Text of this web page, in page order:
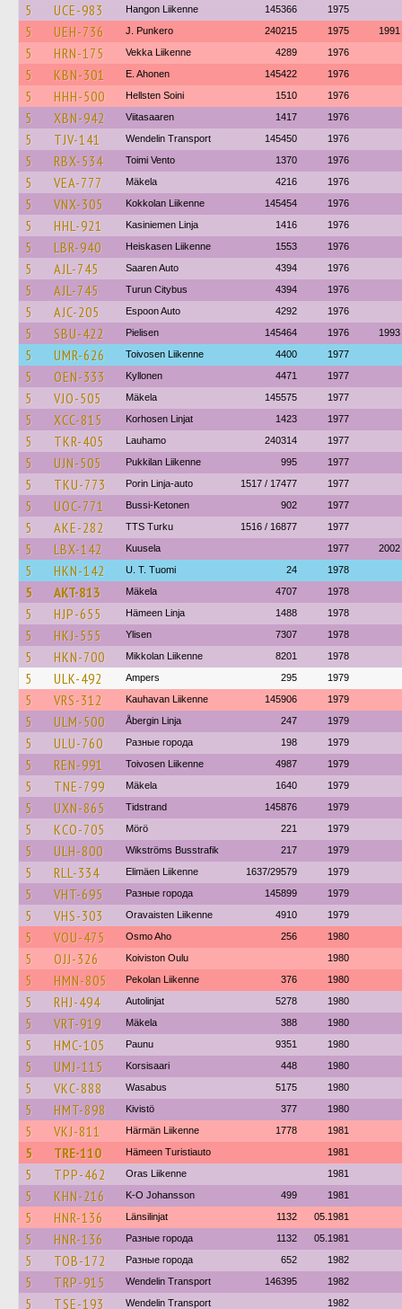
5 UCE-983 Hangon Liikenne 145366 1975
5 UEH-736 J. Punkero 240215 1975 1991
5 HRN-175 Vekka Liikenne 4289 1976
5 KBN-301 E. Ahonen 145422 1976
5 HHH-500 Hellsten Soini 1510 1976
5 XBN-942 Viitasaaren 1417 1976
5 TJV-141 Wendelin Transport 145450 1976
5 RBX-534 Toimi Vento 1370 1976
5 VEA-777 Mäkela 4216 1976
5 VNX-305 Kokkolan Liikenne 145454 1976
5 HHL-921 Kasiniemen Linja 1416 1976
5 LBR-940 Heiskasen Liikenne 1553 1976
5 AJL-745 Saaren Auto 4394 1976
5 AJL-745 Turun Citybus 4394 1976
5 AJC-205 Espoon Auto 4292 1976
5 SBU-422 Pielisen 145464 1976 1993
5 UMR-626 Toivosen Liikenne 4400 1977
5 OEN-333 Kyllonen 4471 1977
5 VJO-505 Mäkela 145575 1977
5 XCC-815 Korhosen Linjat 1423 1977
5 TKR-405 Lauhamo 240314 1977
5 UJN-505 Pukkilan Liikenne 995 1977
5 TKU-773 Porin Linja-auto 1517 / 17477 1977
5 UOC-771 Bussi-Ketonen 902 1977
5 AKE-282 TTS Turku 1516 / 16877 1977
5 LBX-142 Kuusela 1977 2002
5 HKN-142 U. T. Tuomi 24 1978
5 AKT-813 Mäkela 4707 1978
5 HJP-655 Hämeen Linja 1488 1978
5 HKJ-555 Ylisen 7307 1978
5 HKN-700 Mikkolan Liikenne 8201 1978
5 ULK-492 Ampers 295 1979
5 VRS-312 Kauhavan Liikenne 145906 1979
5 ULM-500 Åbergin Linja 247 1979
5 ULU-760 Разные города 198 1979
5 REN-991 Toivosen Liikenne 4987 1979
5 TNE-799 Mäkela 1640 1979
5 UXN-865 Tidstrand 145876 1979
5 KCO-705 Mörö 221 1979
5 ULH-800 Wikströms Busstrafik 217 1979
5 RLL-334 Elimäen Liikenne 1637/29579 1979
5 VHT-695 Разные города 145899 1979
5 VHS-303 Oravaisten Liikenne 4910 1979
5 VOU-475 Osmo Aho 256 1980
5 OJJ-326 Koiviston Oulu 1980
5 HMN-805 Pekolan Liikenne 376 1980
5 RHJ-494 Autolinjat 5278 1980
5 VRT-919 Mäkela 388 1980
5 HMC-105 Paunu 9351 1980
5 UMJ-115 Korsisaari 448 1980
5 VKC-888 Wasabus 5175 1980
5 HMT-898 Kivistö 377 1980
5 VKJ-811 Härmän Liikenne 1778 1981
5 TRE-110 Hämeen Turistiauto 1981
5 TPP-462 Oras Liikenne 1981
5 KHN-216 K-O Johansson 499 1981
5 HNR-136 Länsilinjat 1132 05.1981
5 HNR-136 Разные города 1132 05.1981
5 TOB-172 Разные города 652 1982
5 TRP-915 Wendelin Transport 146395 1982
5 TSE-193 Wendelin Transport 1982